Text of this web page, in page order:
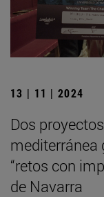
13 | 11 | 2024
Dos
mediterránea
“retos con
de Navarra